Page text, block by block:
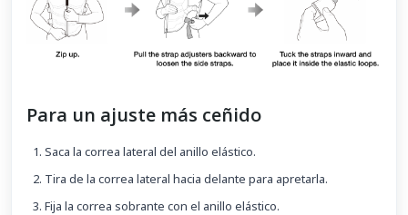
Para un ajuste más ceñido
Saca la correa lateral del anillo elástico.
Tira de la correa lateral hacia delante para apretarla.
Fija la correa sobrante con el anillo elástico.